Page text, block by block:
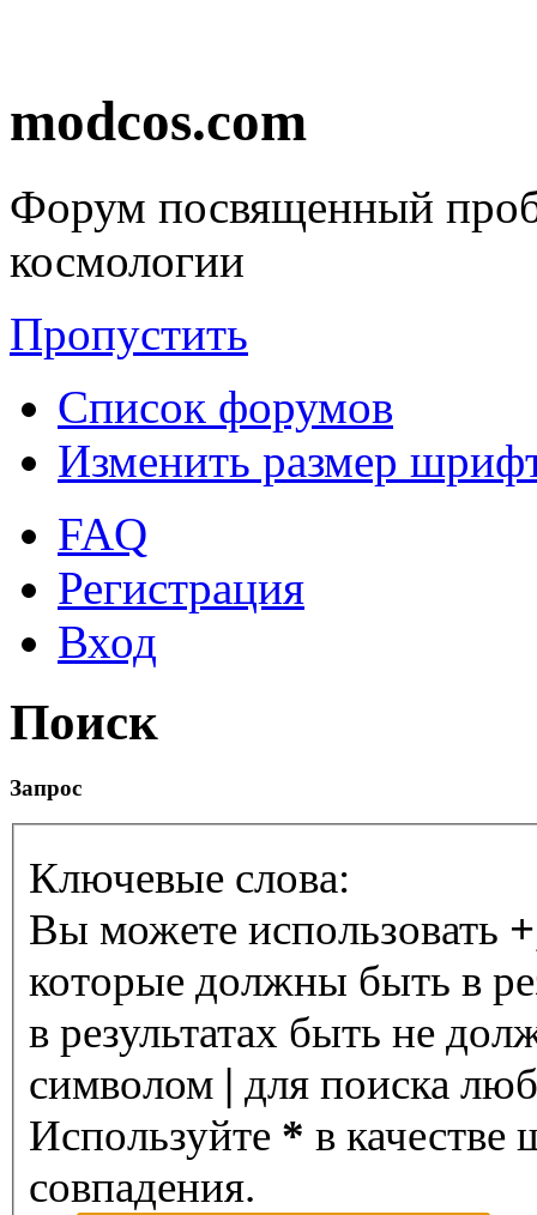
modcos.com
Форум посвященный
космологии
Пропустить
Список форумов
Изменить размер
FAQ
Регистрация
Вход
Поиск
Запрос
Ключевые слова:
Вы можете использовать +
которые должны быть в
в результатах быть не
символом | для поиска
Используйте * в качестве
совпадения.